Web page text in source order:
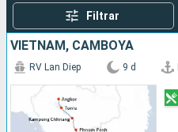
Filtrar
VIETNAM, CAMBOYA
RV Lan Diep 9 d